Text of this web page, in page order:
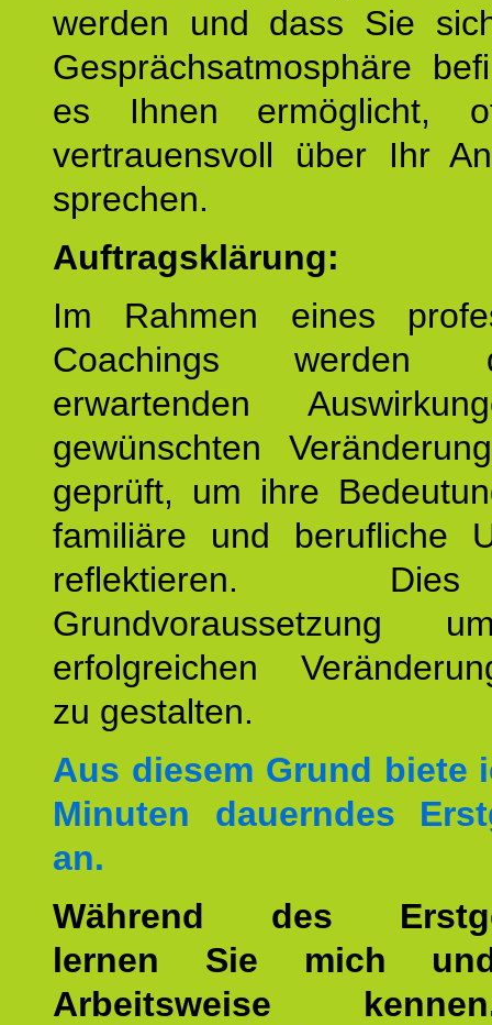
werden und dass Sie
Gesprächsatmosphäre
es Ihnen ermöglicht,
vertrauensvoll über Ihr
sprechen.
Auftragsklärung:
Im Rahmen eines
Coachings
erwartenden
gewünschten
geprüft, um ihre
familiäre und berufliche
reflektieren.
Grundvoraussetzung
erfolgreichen
zu gestalten.
Aus diesem Grund biete
Minuten dauerndes
an.
Während des
lernen Sie mich
Arbeitsweise